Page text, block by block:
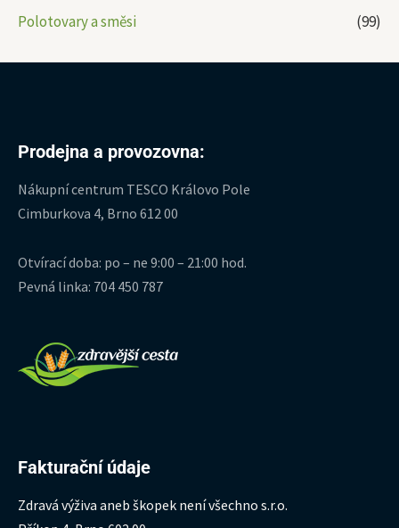
Polotovary a směsi
(99)
Prodejna a provozovna:
Nákupní centrum TESCO Královo Pole
Cimburkova 4, Brno 612 00
Otvírací doba: po – ne 9:00 – 21:00 hod.
Pevná linka: 704 450 787
Fakturační údaje
Zdravá výživa aneb škopek není všechno s.r.o.